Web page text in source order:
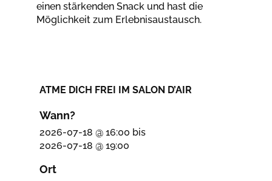
einen stärkenden Snack und hast die
Möglichkeit zum Erlebnisaustausch.
ATME DICH FREI IM SALON D’AIR
Wann?
2026-07-18 @ 16:00 bis
2026-07-18 @ 19:00
Ort